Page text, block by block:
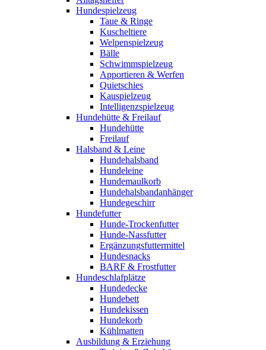
Hundespielzeug
Taue & Ringe
Kuscheltiere
Welpenspielzeug
Bälle
Schwimmspielzeug
Apportieren & Werfen
Quietschies
Kauspielzeug
Intelligenzspielzeug
Hundehütte & Freilauf
Hundehütte
Freilauf
Halsband & Leine
Hundehalsband
Hundeleine
Hundemaulkorb
Hundehalsbandanhänger
Hundegeschirr
Hundefutter
Hunde-Trockenfutter
Hunde-Nassfutter
Ergänzungsfuttermittel
Hundesnacks
BARF & Frostfutter
Hundeschlafplätze
Hundedecke
Hundebett
Hundekissen
Hundekorb
Kühlmatten
Ausbildung & Erziehung